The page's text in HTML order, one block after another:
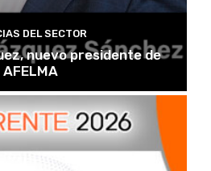
DEL SECTOR
nuevo presidente de
AFELMA